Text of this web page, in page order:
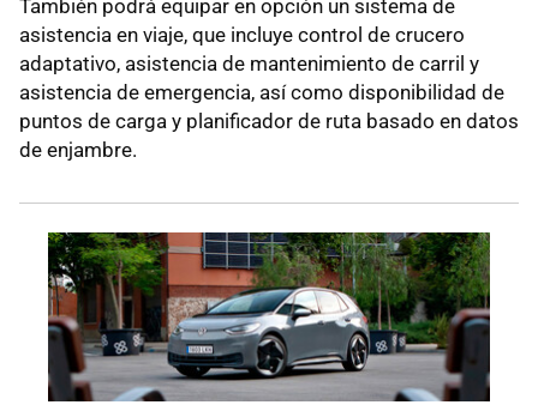
También podrá equipar en opción un sistema de
asistencia en viaje, que incluye control de crucero
adaptativo, asistencia de mantenimiento de carril y
asistencia de emergencia, así como disponibilidad de
puntos de carga y planificador de ruta basado en datos
de enjambre.